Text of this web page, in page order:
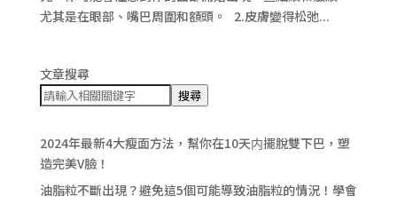
尤其是在眼部、嘴巴周圍和額頭。 2.皮膚變得松弛...
文章搜尋
搜尋
2024年最新4大瘦面方法，幫你在10天内擺脫雙下巴，塑
造完美V臉！
油脂粒不斷出現？避免這5個可能導致油脂粒的情況！學會